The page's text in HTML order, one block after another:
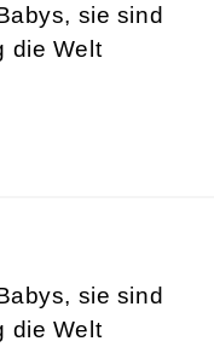
sie sind
die Welt
sie sind
die Welt